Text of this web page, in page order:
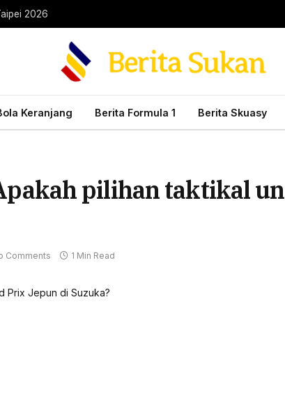
2026
Keranjang Berita Formula 1 Berita Skuasy
pilihan taktikal
Comments 1 Min Read